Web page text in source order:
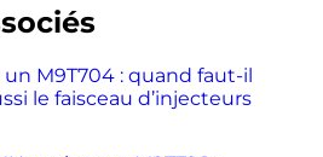
M9T704 : quand faut-il
le faisceau d’injecteurs